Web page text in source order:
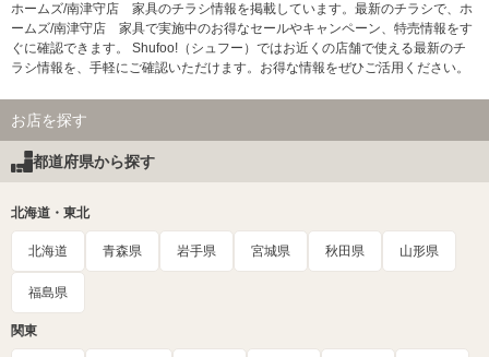
ホームズ/南津守店 家具のチラシ情報を掲載しています。最新のチラシで、ホ
ームズ/南津守店 家具で実施中のお得なセールやキャンペーン、特売情報をす
ぐに確認できます。 Shufoo!（シュフー）ではお近くの店舗で使える最新のチ
ラシ情報を、手軽にご確認いただけます。お得な情報をぜひご活用ください。
お店を探す
都道府県から探す
北海道・東北
北海道 青森県 岩手県 宮城県 秋田県 山形県
福島県
関東